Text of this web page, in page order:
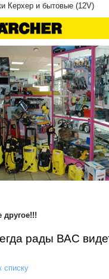
Керхер и бытовые (12V)
другое!!!
рады ВАС
списку